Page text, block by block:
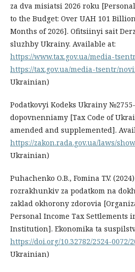
za dva misiatsi 2026 roku
to the Budget: Over UAH 101
Months of 2026]. Ofitsiinyi sait
sluzhby Ukrainy. Available at:
https://www.tax.gov.ua/media-
https://tax.gov.ua/media-tsentr/
Ukrainian)
Podatkovyi Kodeks Ukrainy
dopovnenniamy [Tax Code of
amended and supplemented].
https://zakon.rada.gov.ua/laws/
Ukrainian)
Puhachenko O.B., Fomina T.V.
rozrakhunkiv za podatkom na
zaklad okhorony zdorovia
Personal Income Tax Settlements
Institution]. Ekonomika ta
https://doi.org/10.32782/2524-0072/
Ukrainian)